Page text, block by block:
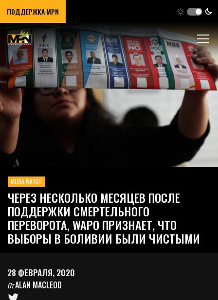
ПОДДЕРЖКА MPN
MEDIA WATCH
ЧЕРЕЗ НЕСКОЛЬКО МЕСЯЦЕВ ПОСЛЕ
ПОДДЕРЖКИ СМЕРТЕЛЬНОГО
ПЕРЕВОРОТА, WAPO ПРИЗНАЕТ, ЧТО
ВЫБОРЫ В БОЛИВИИ БЫЛИ ЧИСТЫМИ
28 ФЕВРАЛЯ, 2020
ОтALAN MACLEOD